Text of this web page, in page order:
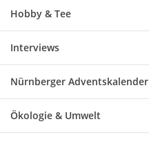
Hobby & Tee
Interviews
Nürnberger Adventskalender
Ökologie & Umwelt